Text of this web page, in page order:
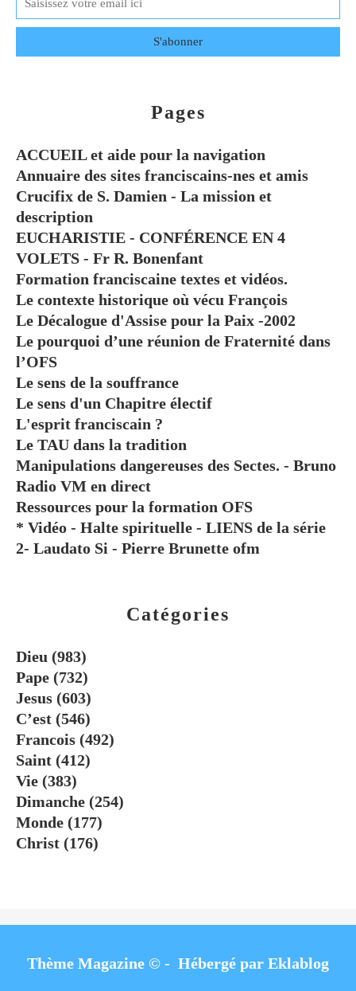
Catégories
Dieu (983)
Pape (732)
Jesus (603)
C’est (546)
Francois (492)
Saint (412)
Vie (383)
Dimanche (254)
Monde (177)
Christ (176)
Pages
ACCUEIL et aide pour la navigation
Annuaire des sites franciscains-nes et amis
Crucifix de S. Damien - La mission et
description
EUCHARISTIE - CONFÉRENCE EN 4
VOLETS - Fr R. Bonenfant
Formation franciscaine textes et vidéos.
Le contexte historique où vécu François
Le Décalogue d'Assise pour la Paix -2002
Le pourquoi d’une réunion de Fraternité dans
l’OFS
Le sens de la souffrance
Le sens d'un Chapitre électif
L'esprit franciscain ?
Le TAU dans la tradition
Manipulations dangereuses des Sectes. - Bruno
Radio VM en direct
Ressources pour la formation OFS
* Vidéo - Halte spirituelle - LIENS de la série
2- Laudato Si - Pierre Brunette ofm
Thème Magazine © - Hébergé par Eklablog